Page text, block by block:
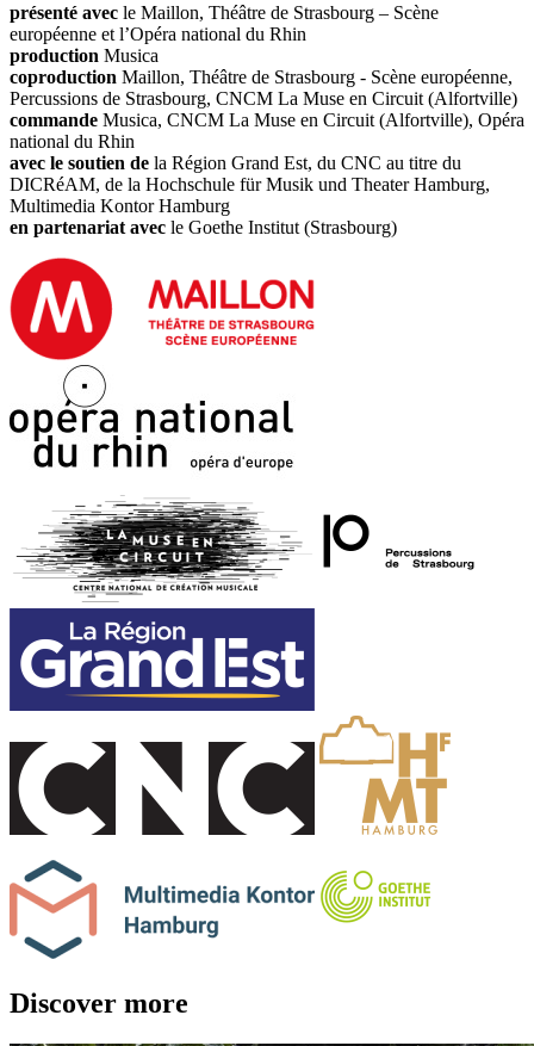
présenté avec le Maillon, Théâtre de Strasbourg – Scène
européenne et l’Opéra national du Rhin
production Musica
coproduction Maillon, Théâtre de Strasbourg - Scène européenne,
Percussions de Strasbourg, CNCM La Muse en Circuit (Alfortville)
commande Musica, CNCM La Muse en Circuit (Alfortville), Opéra
national du Rhin
avec le soutien de la Région Grand Est, du CNC au titre du
DICRéAM, de la Hochschule für Musik und Theater Hamburg,
Multimedia Kontor Hamburg
en partenariat avec le Goethe Institut (Strasbourg)
Discover more